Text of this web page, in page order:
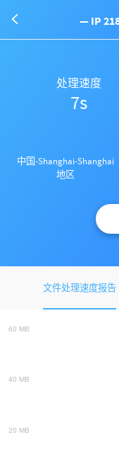
— IP
处理速度
7s
中国-Shanghai-Shanghai
地区
文件处理速度报告